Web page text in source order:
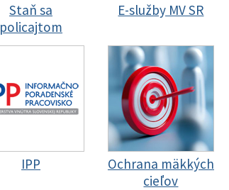
Staň sa
policajtom
E-služby MV SR
IPP
Ochrana mäkkých
cieľov